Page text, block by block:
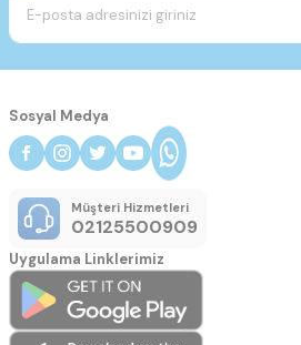
Sosyal Medya
Müşteri Hizmetleri
02125500909
Uygulama Linklerimiz